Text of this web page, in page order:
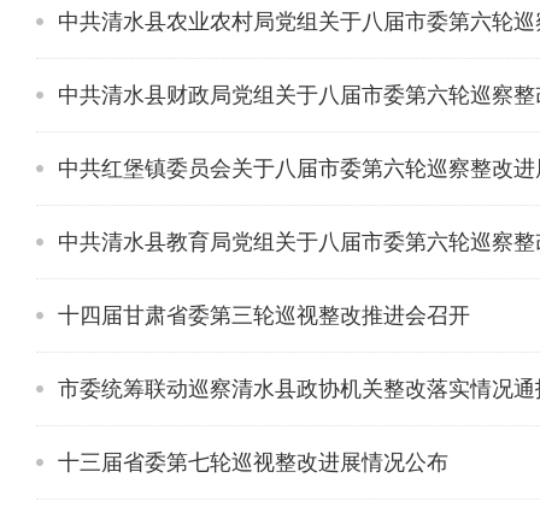
中共清水县农业农村局党组关于八届市委第六轮
中共清水县财政局党组关于八届市委第六轮巡察
中共红堡镇委员会关于八届市委第六轮巡察整改
中共清水县教育局党组关于八届市委第六轮巡察
十四届甘肃省委第三轮巡视整改推进会召开
市委统筹联动巡察清水县政协机关整改落实情况通
十三届省委第七轮巡视整改进展情况公布